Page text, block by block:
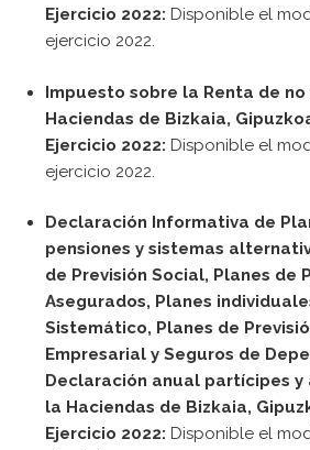
Ejercicio 2022: Disponible el
ejercicio 2022.
Impuesto sobre la Renta de
Haciendas de Bizkaia,
Ejercicio 2022: Disponible el
ejercicio 2022.
Declaración Informativa de
pensiones y sistemas
de Previsión Social, Planes de
Asegurados, Planes
Sistemático, Planes de
Empresarial y Seguros de
Declaración anual partícipes
la Haciendas de Bizkaia,
Ejercicio 2022: Disponible el